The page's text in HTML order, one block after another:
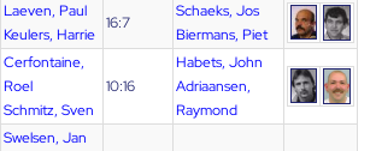
Laeven, Paul
Keulers, Harrie
16:7
Schaeks, Jos
Biermans, Piet
Cerfontaine,
Roel
Schmitz, Sven
10:16
Habets, John
Adriaansen,
Raymond
Swelsen, Jan